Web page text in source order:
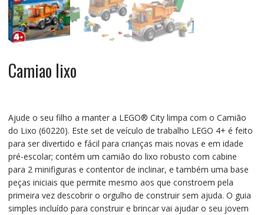
Camiao lixo
Ajude o seu filho a manter a LEGO® City limpa com o Camião
do Lixo (60220). Este set de veículo de trabalho LEGO 4+ é feito
para ser divertido e fácil para crianças mais novas e em idade
pré-escolar; contém um camião do lixo robusto com cabine
para 2 minifiguras e contentor de inclinar, e também uma base
peças iniciais que permite mesmo aos que constroem pela
primeira vez descobrir o orgulho de construir sem ajuda. O guia
simples incluído para construir e brincar vai ajudar o seu jovem